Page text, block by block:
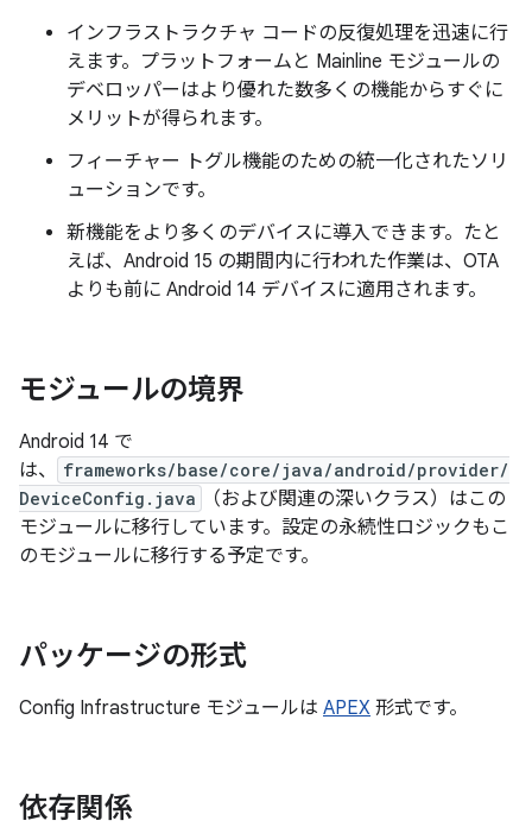
インフラストラクチャ コードの反復処理を迅速に行
えます。プラットフォームと Mainline モジュールの
デベロッパーはより優れた数多くの機能からすぐに
メリットが得られます。
フィーチャー トグル機能のための統一化されたソリ
ューションです。
新機能をより多くのデバイスに導入できます。たと
えば、Android 15 の期間内に行われた作業は、OTA
よりも前に Android 14 デバイスに適用されます。
モジュールの境界
Android 14 で
は、
frameworks/base/core/java/android/provider/
DeviceConfig.java
（および関連の深いクラス）はこの
モジュールに移行しています。設定の永続性ロジックもこ
のモジュールに移行する予定です。
パッケージの形式
Config Infrastructure モジュールは APEX 形式です。
依存関係